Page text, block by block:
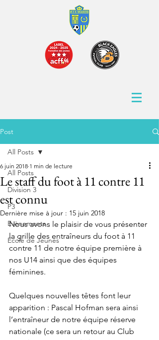
Post
All Posts
Division 3
P3
Evènements
Ecole de Jeunes
All Posts
Le staff du foot à 11 contre 11
est connu
6 juin 2018 1 min de lecture
Dernière mise à jour : 15 juin 2018
Nous avons le plaisir de vous présenter
la grille des entraîneurs du foot à 11
contre 11 de notre équipe première à
nos U14 ainsi que des équipes
féminines.
Quelques nouvelles têtes font leur
apparition : Pascal Hofman sera ainsi
l’entraîneur de notre équipe réserve
nationale (ce sera un retour au Club